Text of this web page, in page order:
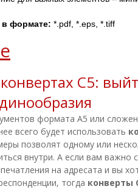
формате: *.pdf, *.eps, *.tiff
С5:
формата А5 или
всего будет использовать
позволят одному или
внутри. А если вам важно
на адресата и вы
тогда конверты